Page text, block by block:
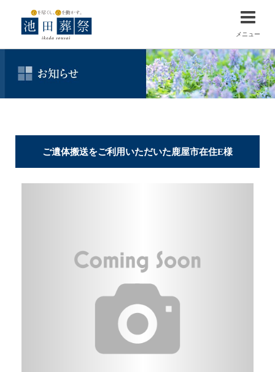
メニュー
ご遺体搬送をご利用いただいた鹿屋市在住E様